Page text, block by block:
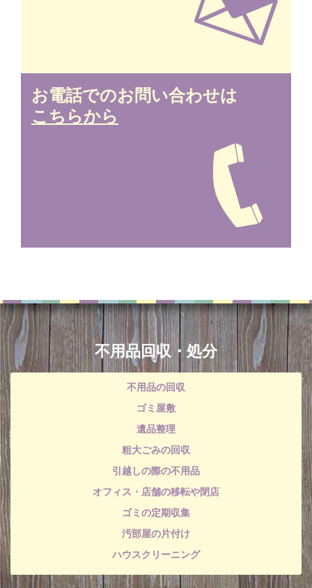
お電話でのお問い合わせは
こちらから
不用品回収・処分
不用品の回収
ゴミ屋敷
遺品整理
粗大ごみの回収
引越しの際の不用品
オフィス・店舗の移転や閉店
ゴミの定期収集
汚部屋の片付け
ハウスクリーニング